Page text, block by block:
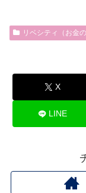
リベシティ（お金の
X
LINE